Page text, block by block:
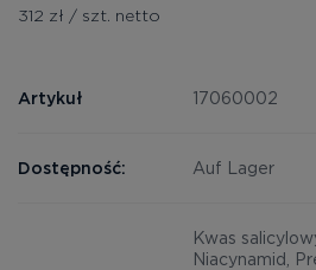
312 zł / szt. netto
Artykuł 17060002
Dostępność: Auf Lager
Kwas
Niacynamid,